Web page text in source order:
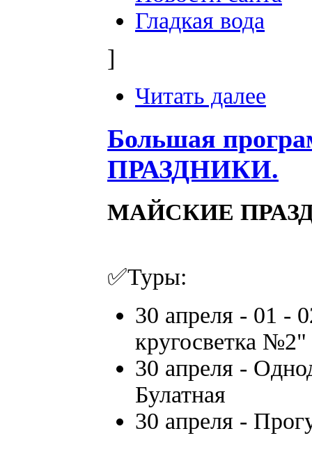
Гладкая вода
]
Читать далее
Большая
ПРАЗДНИКИ.
МАЙСКИЕ
✅Туры:
30 апреля - 01 -
кругосветка
30 апреля -
Булатная
30 апреля -